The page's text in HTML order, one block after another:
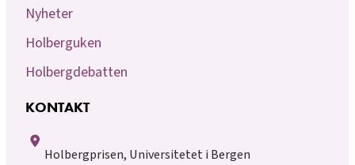
Nyheter
Holberguken
Holbergdebatten
KONTAKT
Holbergprisen, Universitetet i Bergen